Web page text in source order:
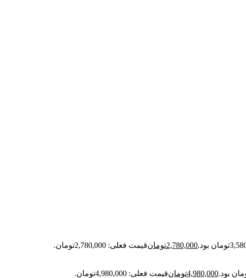
2,780,000تومانقیمت فعلی: 2,780,000تومان.
4,980,000تومانقیمت فعلی: 4,980,000تومان.